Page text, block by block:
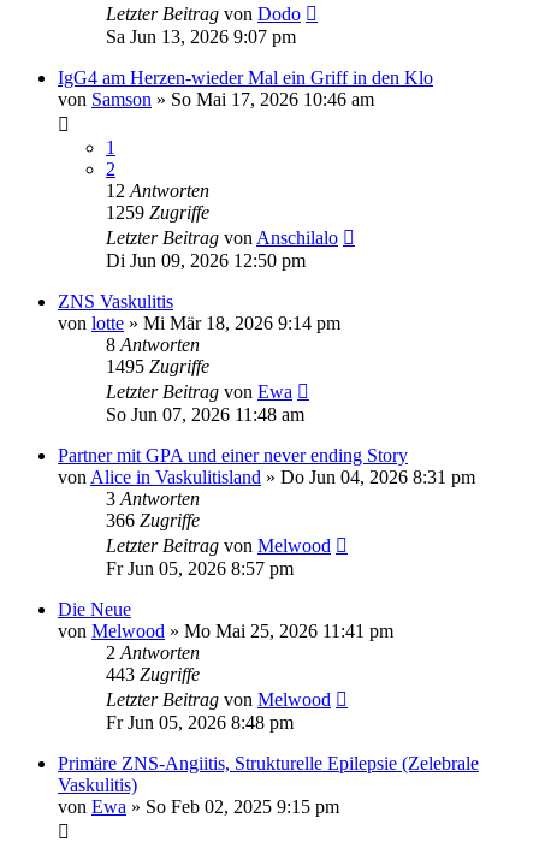
Letzter Beitrag von Dodo
Sa Jun 13, 2026 9:07 pm
IgG4 am Herzen-wieder Mal ein Griff in den Klo
von Samson » So Mai 17, 2026 10:46 am
1
2
12 Antworten
1259 Zugriffe
Letzter Beitrag von Anschilalo
Di Jun 09, 2026 12:50 pm
ZNS Vaskulitis
von lotte » Mi Mär 18, 2026 9:14 pm
8 Antworten
1495 Zugriffe
Letzter Beitrag von Ewa
So Jun 07, 2026 11:48 am
Partner mit GPA und einer never ending Story
von Alice in Vaskulitisland » Do Jun 04, 2026 8:31 pm
3 Antworten
366 Zugriffe
Letzter Beitrag von Melwood
Fr Jun 05, 2026 8:57 pm
Die Neue
von Melwood » Mo Mai 25, 2026 11:41 pm
2 Antworten
443 Zugriffe
Letzter Beitrag von Melwood
Fr Jun 05, 2026 8:48 pm
Primäre ZNS-Angiitis, Strukturelle Epilepsie (Zelebrale
Vaskulitis)
von Ewa » So Feb 02, 2025 9:15 pm